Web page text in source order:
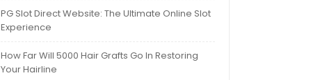
PG Slot Direct Website: The Ultimate Online Slot
Experience
How Far Will 5000 Hair Grafts Go In Restoring
Your Hairline